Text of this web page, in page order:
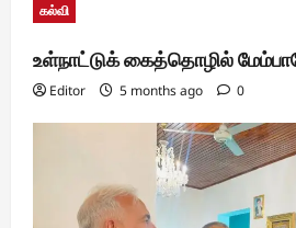
கல்வி
உள்நாட்டுக் கைத்தொழில்
Editor 5 months ago 0